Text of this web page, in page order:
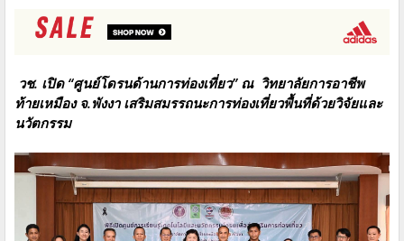
วช. เปิด “ศูนย์โดรนด้านการท่องเที่ยว” ณ วิทยาลัยการอาชีพ
ท้ายเหมือง จ.พังงา เสริมสมรรถนะการท่องเที่ยวพื้นที่ด้วยวิจัยและ
นวัตกรรม